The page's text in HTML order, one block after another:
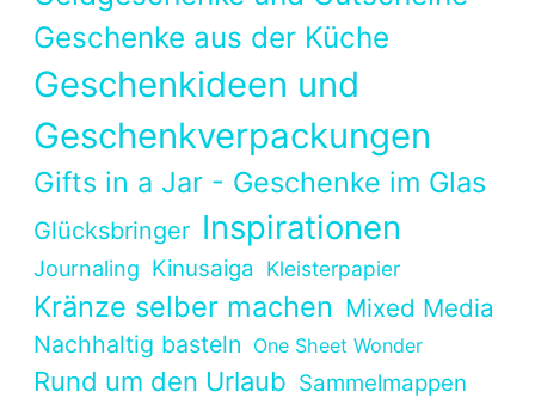
Geschenke aus der Küche
Geschenkideen und
Geschenkverpackungen
Gifts in a Jar - Geschenke im Glas
Glücksbringer Inspirationen
Journaling Kinusaiga Kleisterpapier
Kränze selber machen Mixed Media
Nachhaltig basteln One Sheet Wonder
Rund um den Urlaub Sammelmappen